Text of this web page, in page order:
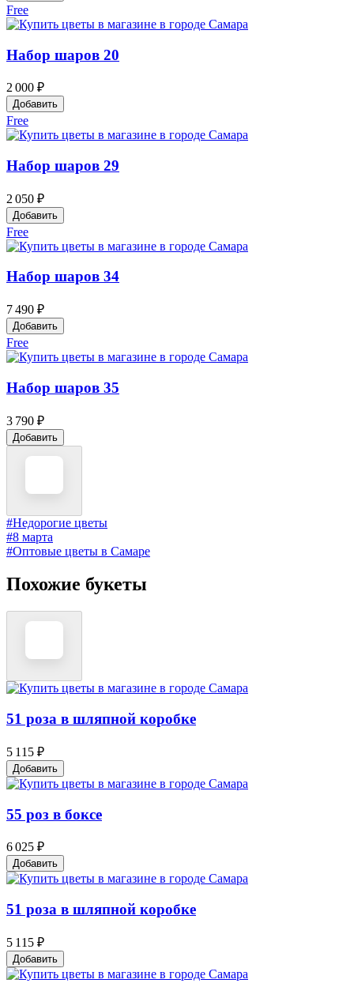
Free
Набор шаров 20
2 000 ₽
Добавить
Free
Набор шаров 29
2 050 ₽
Добавить
Free
Набор шаров 34
7 490 ₽
Добавить
Free
Набор шаров 35
3 790 ₽
Добавить
#Недорогие цветы
#8 марта
#Оптовые цветы в Самаре
Похожие букеты
51 роза в шляпной коробке
5 115 ₽
Добавить
55 роз в боксе
6 025 ₽
Добавить
51 роза в шляпной коробке
5 115 ₽
Добавить